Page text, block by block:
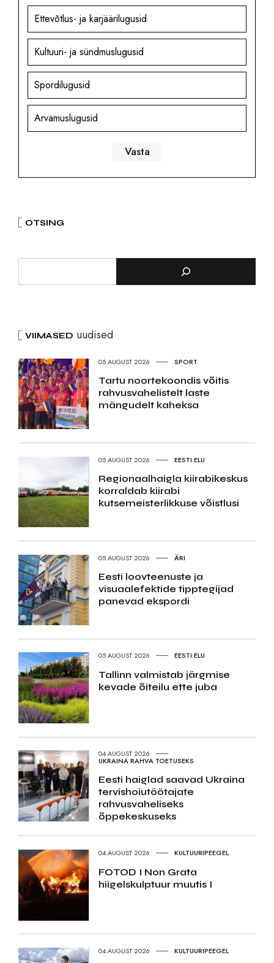
Ettevõtlus- ja karjäärilugusid
Kultuuri- ja sündmuslugusid
Spordilugusid
Arvamuslugusid
OTSING
VIIMASED uudised
05.AUGUST 2026 SPORT
Tartu noortekoondis võitis
rahvusvahelistelt laste
mängudelt kaheksa
05.AUGUST 2026 EESTI ELU
Regionaalhaigla kiirabikeskus
korraldab kiirabi
kutsemeisterlikkuse võistlusi
05.AUGUST 2026 ÄRI
Eesti loovteenuste ja
visuaalefektide tipptegijad
panevad ekspordi
05.AUGUST 2026 EESTI ELU
Tallinn valmistab järgmise
kevade õiteilu ette juba
04.AUGUST 2026
UKRAINA RAHVA TOETUSEKS
Eesti haiglad saavad Ukraina
tervishoiutöötajate
rahvusvaheliseks
õppekeskuseks
04.AUGUST 2026 KULTUURIPEEGEL
FOTOD I Non Grata
hiigelskulptuur muutis I
04.AUGUST 2026 KULTUURIPEEGEL